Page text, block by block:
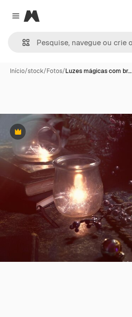
Close menu
Magnific
Início/stock/Fotos/Luzes mágicas com br…
Premium